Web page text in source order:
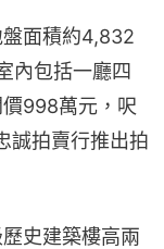
盤面積約4,832
內包括一廳四
998萬元，呎
誠拍賣行推出拍
史建築樓高兩